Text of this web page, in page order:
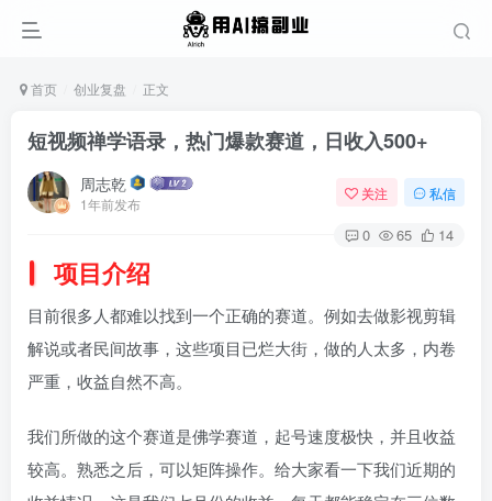
首页 创业复盘 正文
短视频禅学语录，热门爆款赛道，日收入500+
周志乾
1年前发布
关注 私信
0 65 14
项目介绍
目前很多人都难以找到一个正确的赛道。例如去做影视剪辑
解说或者民间故事，这些项目已烂大街，做的人太多，内卷
严重，收益自然不高。
我们所做的这个赛道是佛学赛道，起号速度极快，并且收益
较高。熟悉之后，可以矩阵操作。给大家看一下我们近期的